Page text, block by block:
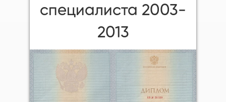
специалиста 2003-
2013